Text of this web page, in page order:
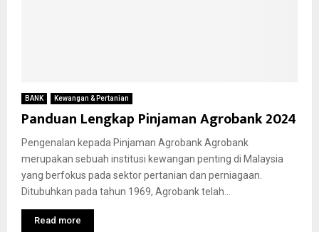
BANK Kewangan & Pertanian
Panduan Lengkap Pinjaman Agrobank 2024
Pengenalan kepada Pinjaman Agrobank Agrobank
merupakan sebuah institusi kewangan penting di Malaysia
yang berfokus pada sektor pertanian dan perniagaan.
Ditubuhkan pada tahun 1969, Agrobank telah...
Read more